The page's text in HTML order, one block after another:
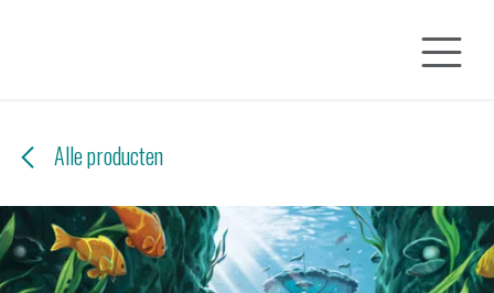
Alle producten